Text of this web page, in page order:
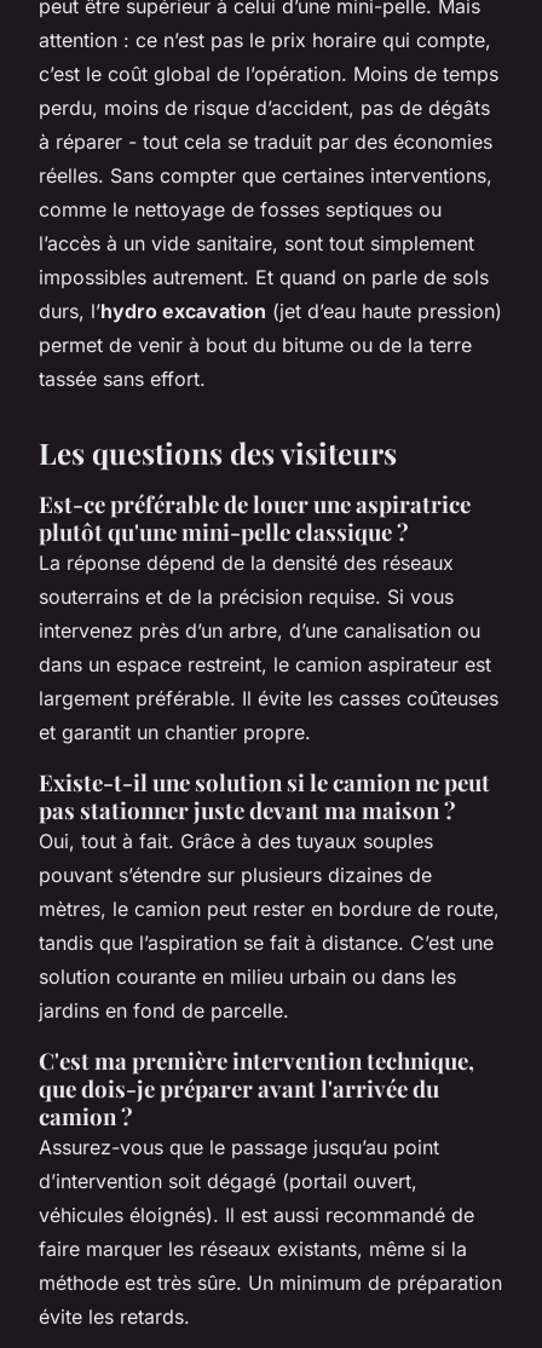
peut être supérieur à celui d’une mini-pelle. Mais
attention : ce n’est pas le prix horaire qui compte,
c’est le coût global de l’opération. Moins de temps
perdu, moins de risque d’accident, pas de dégâts
à réparer - tout cela se traduit par des économies
réelles. Sans compter que certaines interventions,
comme le nettoyage de fosses septiques ou
l’accès à un vide sanitaire, sont tout simplement
impossibles autrement. Et quand on parle de sols
durs, l’hydro excavation (jet d’eau haute pression)
permet de venir à bout du bitume ou de la terre
tassée sans effort.
Les questions des visiteurs
Est-ce préférable de louer une aspiratrice
plutôt qu'une mini-pelle classique ?
La réponse dépend de la densité des réseaux
souterrains et de la précision requise. Si vous
intervenez près d’un arbre, d’une canalisation ou
dans un espace restreint, le camion aspirateur est
largement préférable. Il évite les casses coûteuses
et garantit un chantier propre.
Existe-t-il une solution si le camion ne peut
pas stationner juste devant ma maison ?
Oui, tout à fait. Grâce à des tuyaux souples
pouvant s’étendre sur plusieurs dizaines de
mètres, le camion peut rester en bordure de route,
tandis que l’aspiration se fait à distance. C’est une
solution courante en milieu urbain ou dans les
jardins en fond de parcelle.
C'est ma première intervention technique,
que dois-je préparer avant l'arrivée du
camion ?
Assurez-vous que le passage jusqu’au point
d’intervention soit dégagé (portail ouvert,
véhicules éloignés). Il est aussi recommandé de
faire marquer les réseaux existants, même si la
méthode est très sûre. Un minimum de préparation
évite les retards.